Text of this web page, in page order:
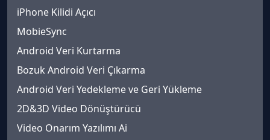
iPhone Kilidi Açıcı
MobieSync
Android Veri Kurtarma
Bozuk Android Veri Çıkarma
Android Veri Yedekleme ve Geri Yükleme
2D&3D Video Dönüştürücü
Video Onarım Yazılımı Ai